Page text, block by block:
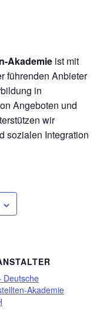
Akademie ist mit
führenden Anbieter
in
Angeboten und
wir
sozialen Integration
Deutsche
Akademie